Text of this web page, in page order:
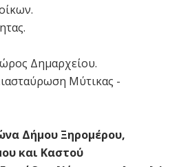
Δημαρχείου.
Μύτικας -
Δήμου Ξηρομέρου,
και Καστού